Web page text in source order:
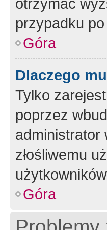
przypadku
Góra
Dlaczego
Tylko
poprzez
administrator
złośliwemu
Góra